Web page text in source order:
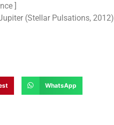
]
(Stellar Pulsations, 2012)
WhatsApp